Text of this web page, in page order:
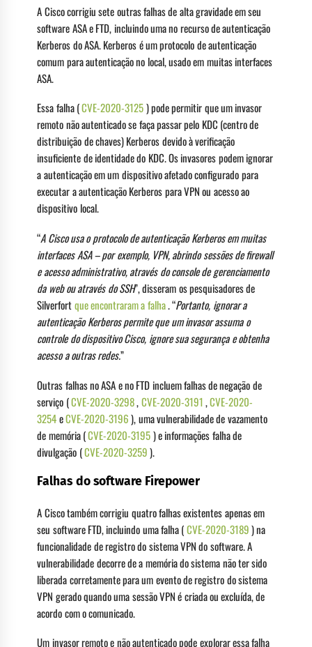
A Cisco corrigiu sete outras falhas de alta gravidade em seu
software ASA e FTD, incluindo uma no recurso de autenticação
Kerberos do ASA. Kerberos é um protocolo de autenticação
comum para autenticação no local, usado em muitas interfaces
ASA.
Essa falha (CVE-2020-3125) pode permitir que um invasor
remoto não autenticado se faça passar pelo KDC (centro de
distribuição de chaves) Kerberos devido à verificação
insuficiente de identidade do KDC. Os invasores podem ignorar
a autenticação em um dispositivo afetado configurado para
executar a autenticação Kerberos para VPN ou acesso ao
dispositivo local.
“A Cisco usa o protocolo de autenticação Kerberos em muitas
interfaces ASA – por exemplo, VPN, abrindo sessões de firewall
e acesso administrativo, através do console de gerenciamento
da web ou através do SSH”, disseram os pesquisadores de
Silverfortque encontraram a falha. “Portanto, ignorar a
autenticação Kerberos permite que um invasor assuma o
controle do dispositivo Cisco, ignore sua segurança e obtenha
acesso a outras redes.”
Outras falhas no ASA e no FTD incluem falhas de negação de
serviço (CVE-2020-3298,CVE-2020-3191,CVE-2020-
3254eCVE-2020-3196), uma vulnerabilidade de vazamento
de memória (CVE-2020-3195) e informações falha de
divulgação (CVE-2020-3259).
Falhas do software Firepower
A Cisco também corrigiu quatro falhas existentes apenas em
seu software FTD, incluindo uma falha (CVE-2020-3189) na
funcionalidade de registro do sistema VPN do software. A
vulnerabilidade decorre de a memória do sistema não ter sido
liberada corretamente para um evento de registro do sistema
VPN gerado quando uma sessão VPN é criada ou excluída, de
acordo com o comunicado.
Um invasor remoto e não autenticado pode explorar essa falha